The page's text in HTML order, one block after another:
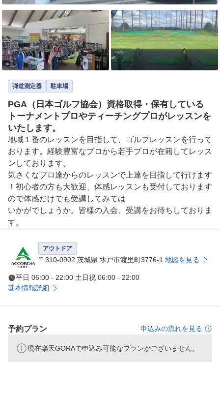
弾道測定器 駐車場
PGA（日本ゴルフ協会）資格取得・保有している
トーナメントプロやティーチングプロがレッスンを
いたします。
地域１番のレッスンを目指して、ゴルフレッスンを行って
おります。経験豊富なプロから若手プロが在籍してレッス
ンしております。
気さくなプロ達からのレッスンで上達を目指して行けます
！初心者の方も大歓迎、体感レッスンも受付しております
ので体感だけでも受講してみては
いかがでしょうか。皆様の入会、受講をお待ちしておりま
す。
アウトドア
〒310-0902 茨城県 水戸市渡里町3776-1 地図を見る
平日 06:00 - 22:00 土日祝 06:00 - 22:00
基本情報詳細
予約プラン 申込みの流れを見る
現在楽天GORAで申込み可能なプランがございません。